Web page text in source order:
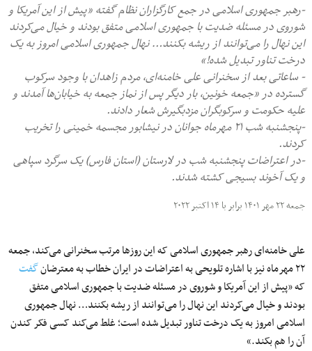
-رهبر جمهوری اسلامی در جمع کارگزاران نظام گفته «پیش از این آمریکا و
شوروی در مسئله ضدیت با جمهوری اسلامی متفق بودند و خیال می‌کردند
این نهال را می‌توانند از ریشه بکنند… نهال جمهوری اسلامی امروز به یک
درخت تناور تبدیل شده!»
- ساعاتی بعد از سخنرانی علی خامنه‌ای، مردم زاهدان با وجود سرکوب
گسترده در «جمعه خونین، بار دیگر پس از نماز جمعه به خیابان‌ها آمدند و
علیه حکومت و سرکوبگران مزدبگیرش شعار دادند.
-پنجشنبه شب ۲۱ مهرماه جوانان در نیشابور مجسمه خمینی را تخریب
کردند.
-در اعتراضات پنجشنبه شب در لارستان (استان فارس) یک سرگرد سپاهی
و یک آخوند بسیجی کشته شدند.
جمعه ۲۲ مهر ۱۴۰۱ برابر با ۱۴ اکتبر ۲۰۲۲
علی خامنه‌ای رهبر جمهوری اسلامی که این روزها مرتب سخنرانی می‌کند، جمعه
۲۲ مهرماه نیز با اشاره تلویحی به اعتراضات در ایران خطاب به معترضان
گفت
که «پیش از این آمریکا و شوروی در مسئله ضدیت با جمهوری اسلامی متفق
بودند و خیال می‌کردند این نهال را می‌توانند از ریشه بکنند… نهال جمهوری
اسلامی امروز به یک درخت تناور تبدیل شده است؛ غلط می‌کند کسی فکر کندن
آن را هم بکند.»